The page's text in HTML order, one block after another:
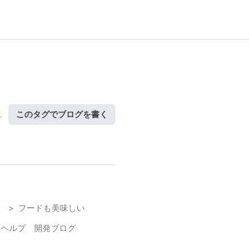
このタグでブログを書く
> フードも美味しい
ヘルプ
開発ブログ